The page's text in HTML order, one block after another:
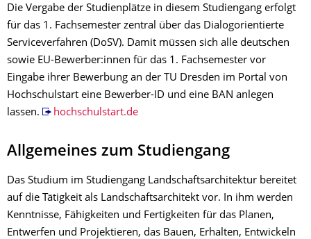
Die Vergabe der Studienplätze in diesem Studiengang erfolgt
für das 1. Fachsemester zentral über das Dialogorientierte
Serviceverfahren (DoSV). Damit müssen sich alle deutschen
sowie EU-Bewerber:innen für das 1. Fachsemester vor
Eingabe ihrer Bewerbung an der TU Dresden im Portal von
Hochschulstart eine Bewerber-ID und eine BAN anlegen
lassen.
hochschulstart.de
Allgemeines zum Studiengang
Das Studium im Studiengang Landschaftsarchitektur bereitet
auf die Tätigkeit als Landschaftsarchitekt vor. In ihm werden
Kenntnisse, Fähigkeiten und Fertigkeiten für das Planen,
Entwerfen und Projektieren, das Bauen, Erhalten, Entwickeln